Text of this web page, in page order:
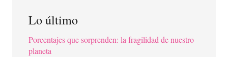
Lo último
Porcentajes que sorprenden: la fragilidad de nuestro
planeta